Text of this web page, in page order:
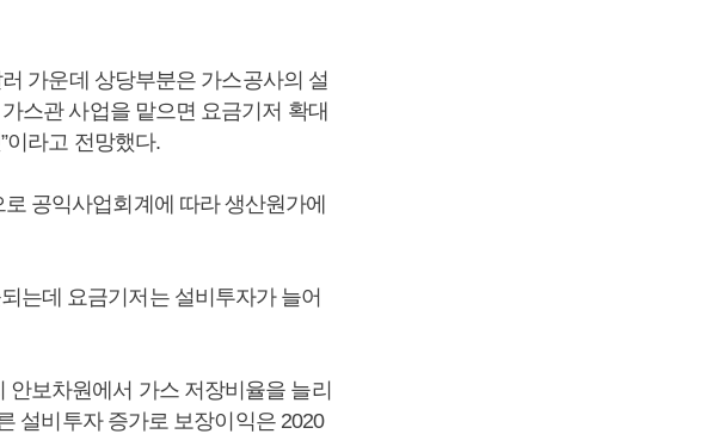
가운데 상당부분은 가스공사의 설
스관 사업을 맡으면 요금기저 확대
이라고 전망했다.
공익사업회계에 따라 생산원가에
는데 요금기저는 설비투자가 늘어
보차원에서 가스 저장비율을 늘리
설비투자 증가로 보장이익은 2020